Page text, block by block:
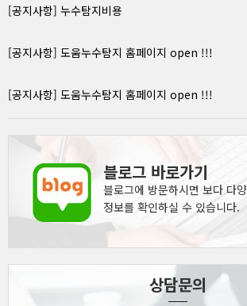
[공지사항] 누수탐지비용
[공지사항] 도움누수탐지 홈페이지 open !!!
[공지사항] 도움누수탐지 홈페이지 open !!!
블로그 바로가기
블로그에 방문하시면 보다 다
정보를 확인하실 수 있습니다.
상담문의